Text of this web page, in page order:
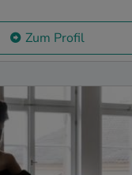
Zum Profil